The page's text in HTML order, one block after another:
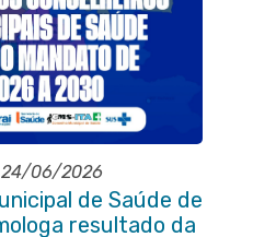
24/06/2026
de Saúde de
resultado da